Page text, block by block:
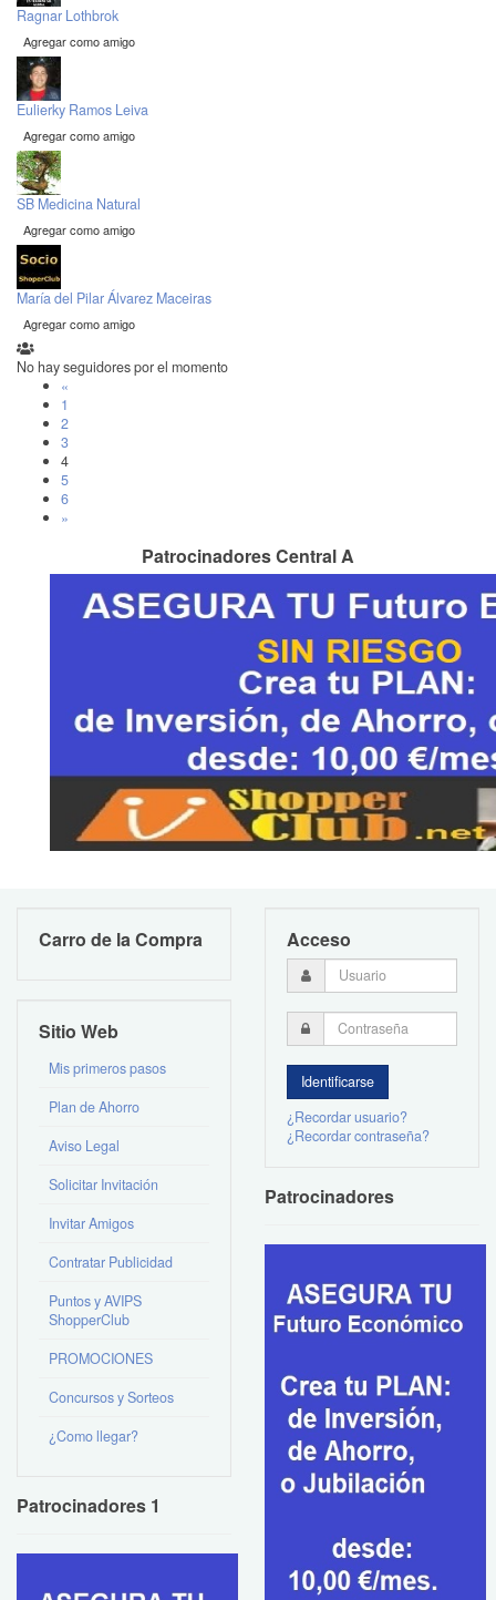
Ragnar Lothbrok
Agregar como amigo
Eulierky Ramos Leiva
Agregar como amigo
SB Medicina Natural
Agregar como amigo
María del Pilar Álvarez Maceiras
Agregar como amigo
No hay seguidores por el momento
«
1
2
3
4
5
6
»
Patrocinadores Central A
Carro de la Compra
Sitio Web
Mis primeros pasos
Plan de Ahorro
Aviso Legal
Solicitar Invitación
Invitar Amigos
Contratar Publicidad
Puntos y AVIPS
ShopperClub
PROMOCIONES
Concursos y Sorteos
¿Como llegar?
Patrocinadores 1
Acceso
¿Recordar usuario?
¿Recordar contraseña?
Patrocinadores